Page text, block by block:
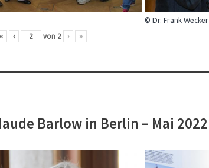
© Dr. Frank Wecker
« ‹ von 2 › »
Barlow in Berlin – Mai 2022